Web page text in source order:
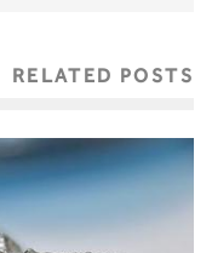
RELATED POSTS